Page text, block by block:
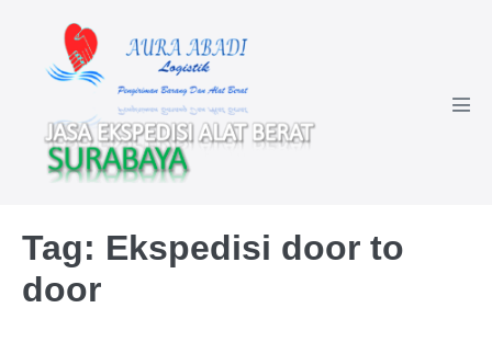
content
Tag: Ekspedisi door to
door